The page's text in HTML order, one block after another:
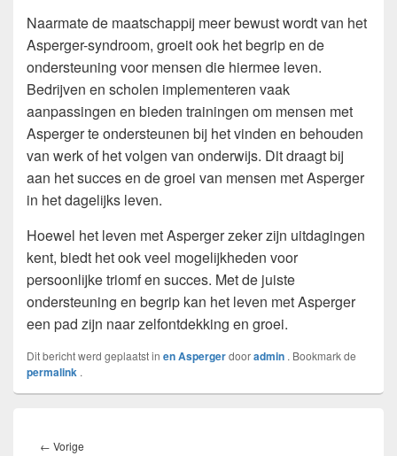
Naarmate de maatschappij meer bewust wordt van het
Asperger-syndroom, groeit ook het begrip en de
ondersteuning voor mensen die hiermee leven.
Bedrijven en scholen implementeren vaak
aanpassingen en bieden trainingen om mensen met
Asperger te ondersteunen bij het vinden en behouden
van werk of het volgen van onderwijs. Dit draagt bij
aan het succes en de groei van mensen met Asperger
in het dagelijks leven.
Hoewel het leven met Asperger zeker zijn uitdagingen
kent, biedt het ook veel mogelijkheden voor
persoonlijke triomf en succes. Met de juiste
ondersteuning en begrip kan het leven met Asperger
een pad zijn naar zelfontdekking en groei.
Dit bericht werd geplaatst in en Aspergerdooradmin . Bookmark de
permalink .
navigatie
← Vorige